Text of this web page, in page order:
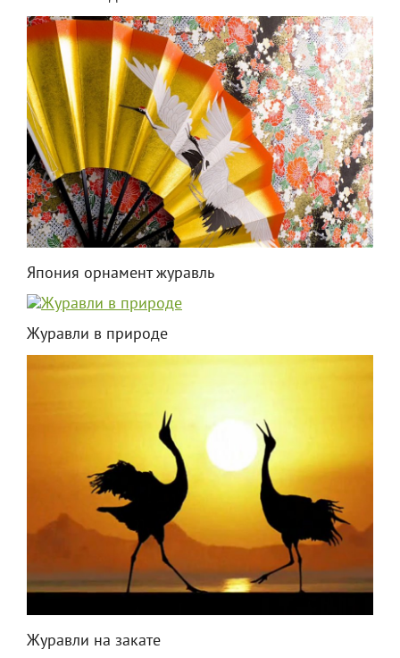
Япония орнамент журавль
Журавли в природе
Журавли на закате